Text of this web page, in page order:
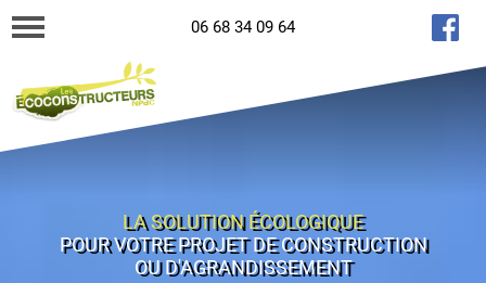
06 68 34 09 64
LA SOLUTION ÉCOLOGIQUE
POUR VOTRE PROJET DE CONSTRUCTION
OU D'AGRANDISSEMENT